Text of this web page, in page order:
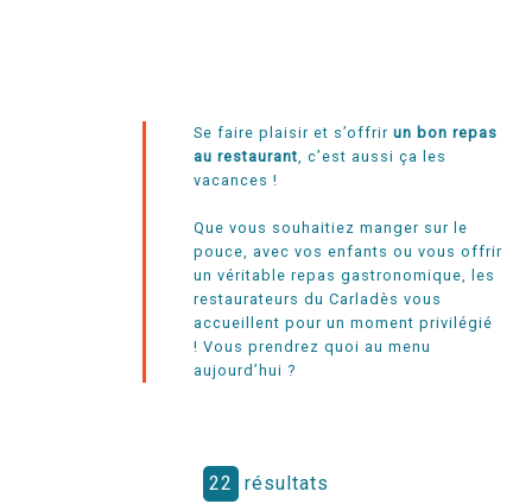
Se faire plaisir et s’offrir un bon repas
au restaurant, c’est aussi ça les
vacances !
Que vous souhaitiez manger sur le
pouce, avec vos enfants ou vous offrir
un véritable repas gastronomique, les
restaurateurs du Carladès vous
accueillent pour un moment privilégié
! Vous prendrez quoi au menu
aujourd’hui ?
22 résultats